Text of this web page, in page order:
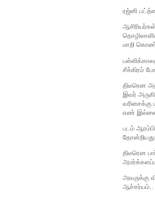
ரஜ்னி
மாறி
சீக்கிரம்
திடீரென
இவர்
எண்
படம்
திடீரென
அவருக்கு
ஆச்சர்யம்..